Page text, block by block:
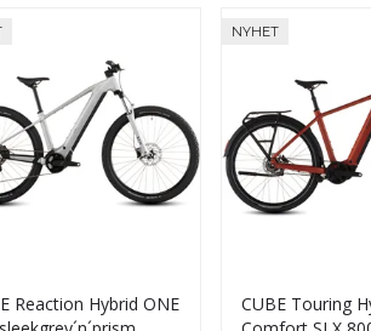
Reaction Hybrid ONE
NYHET
CUBE Touring